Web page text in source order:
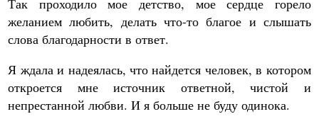
Так проходило мое детство, мое сердце горело
желанием любить, делать что-то благое и слышать
слова благодарности в ответ.
Я ждала и надеялась, что найдется человек, в котором
откроется мне источник ответной, чистой и
непрестанной любви. И я больше не буду одинока.